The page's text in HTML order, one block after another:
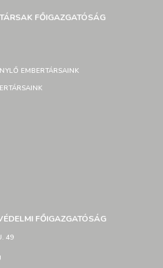
FŐIGAZGATÓSÁG
EMBERTÁRSAINK
FŐIGAZGATÓSÁG
49